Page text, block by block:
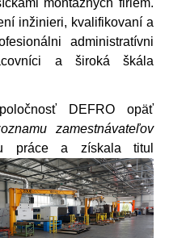
montážnych firiem.
inžinieri, kvalifikovaní a
administratívni
a široká škála
DEFRO opäť
zamestnávateľov
práce a získala titul